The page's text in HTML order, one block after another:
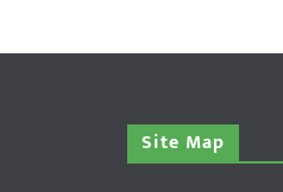
Site Map